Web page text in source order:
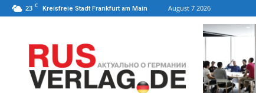
23 C Kreisfreie Stadt Frankfurt am Main August 7 2026